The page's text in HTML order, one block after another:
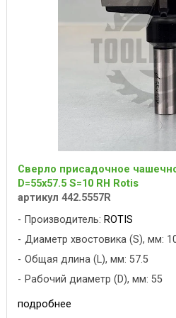
Сверло присадочное
D=55x57.5 S=10 RH Rotis
артикул 442.5557R
Производитель: ROTIS
Диаметр хвостовика (S), мм:
Общая длина (L), мм: 57.5
Рабочий диаметр (D), мм: 55
подробнее